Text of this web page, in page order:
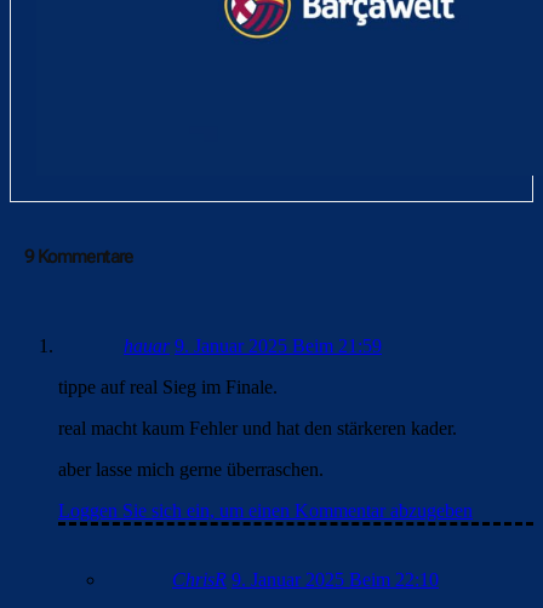
9 Kommentare
hauar 9. Januar 2025 Beim 21:59
tippe auf real Sieg im Finale.
real macht kaum Fehler und hat den stärkeren kader.
aber lasse mich gerne überraschen.
Loggen Sie sich ein, um einen Kommentar abzugeben
ChrisR 9. Januar 2025 Beim 22:10